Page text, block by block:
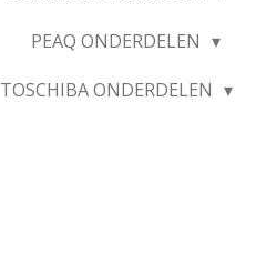
PEAQ ONDERDELEN
TOSCHIBA ONDERDELEN